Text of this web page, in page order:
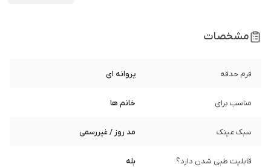
مشخصات
فرم حدقه پروانه ای
مناسب برای خانم ها
سبک عینک مد روز / غیررسمی
قابلیت طبی شدن دارد؟ بله